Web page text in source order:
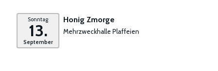
Sonntag
13.
September
Honig Zmorge
Mehrzweckhalle Plaffeien